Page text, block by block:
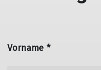
Vorname *